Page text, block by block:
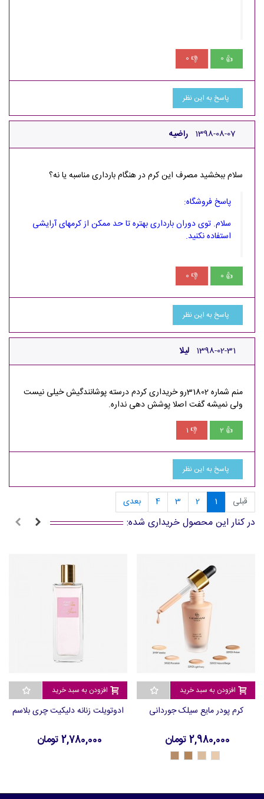
👍
0
👎
0
پاسخ به این نظر
راضیه 1398-08-07
سلام ببخشید مصرف این کرم در هنگام بارداری مناسبه یا نه؟
پاسخ فروشگاه:
سلام. توی دوران بارداری بهتره تا حد ممکن از کرمهای آرایشی
استفاده نکنید.
👍
0
👎
0
پاسخ به این نظر
لیلا 1398-02-31
منم شماره 31802رو خریداری کردم درسته پوشانندگیش خیلی نیست
ولی نمیشه گفت اصلا پوشش دهی نداره.
👍
2
👎
1
پاسخ به این نظر
قبلی 1
2
3
4 بعدی
در کنار این محصول خریداری شده:
افزودن به سبد خرید
کرم پودر مایع سیلک جوردانی
2,980,000 تومان
32920
-
32921
-
32922
-
32923
-
افزودن به سبد خرید
ادوتویلت زنانه دلیکیت چری بلاسم
2,780,000 تومان